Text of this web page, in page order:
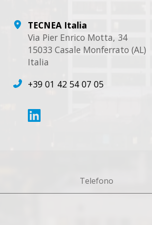
Telefono
TECNEA Italia
Via Pier Enrico Motta, 34
15033 Casale Monferrato (AL)
Italia
+39 01 42 54 07 05